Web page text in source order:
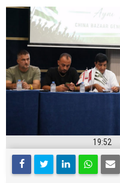
19:52